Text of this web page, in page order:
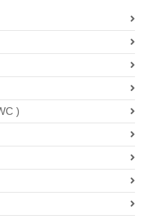
)